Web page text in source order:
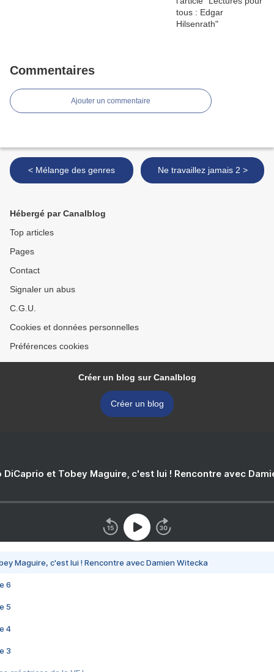
Commentaires
Ajouter un commentaire
< Mélange des genres Ne travaillez jamais 2 >
Hébergé par Canalblog
Top articles
Pages
Contact
Signaler un abus
C.G.U.
Cookies et données personnelles
Préférences cookies
Créer un blog sur Canalblog
Créer un blog
DiCaprio et Tobey Maguire, c'est lui ! Rencontre avec
Maguire, c'est lui ! Rencontre avec Damien Witecka
6
5
4
3